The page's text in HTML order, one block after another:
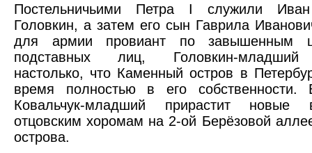
Постельничьими Петра I служили
Головкин, а затем его сын Гаврила
для армии провиант по завышенным
подставных лиц, Головкин-младший
настолько, что Каменный остров в
время полностью в его собственности.
Ковальчук-младший прирастит новые
отцовским хоромам на 2-ой Берёзовой
острова.